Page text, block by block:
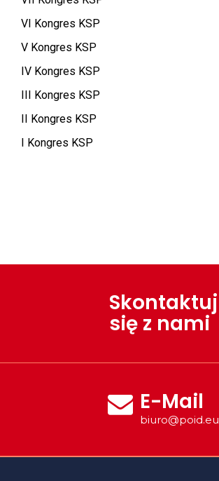
VI Kongres KSP
V Kongres KSP
IV Kongres KSP
III Kongres KSP
II Kongres KSP
I Kongres KSP
Skontaktuj
się z nami
E-Mail
biuro@poid.eu